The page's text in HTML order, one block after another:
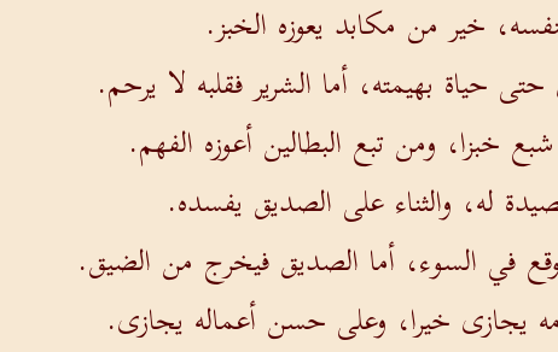
خير من مكابد يعوزه الخبز.
حياة بهيمته، أما الشرير فقلبه لا يرحم.
خبزا، ومن تبع البطالين أعوزه الفهم.
له، والثناء على الصديق يفسده.
في السوء، أما الصديق فيخرج من الضيق.
يجازى خيرا، وعلى حسن أعماله يجازى.